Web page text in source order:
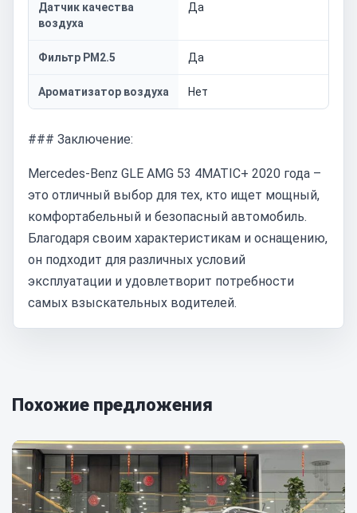
Датчик качества
воздуха
Да
Фильтр PM2.5 Да
Ароматизатор воздуха Нет
### Заключение:
Mercedes-Benz GLE AMG 53 4MATIC+ 2020 года –
это отличный выбор для тех, кто ищет мощный,
комфортабельный и безопасный автомобиль.
Благодаря своим характеристикам и оснащению,
он подходит для различных условий
эксплуатации и удовлетворит потребности
самых взыскательных водителей.
Похожие предложения